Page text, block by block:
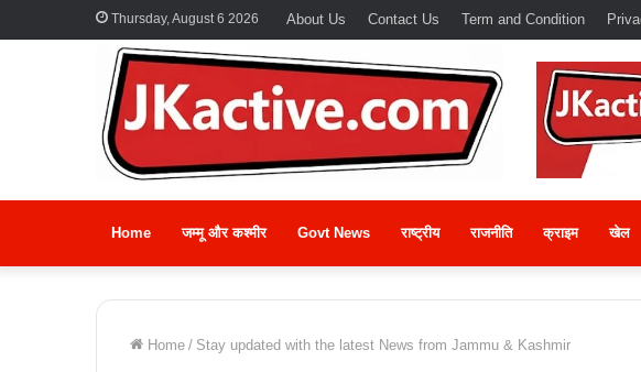
Thursday, August 6 2026 About Us Contact Us Term and Condition
Home जम्मू और कश्मीर Govt News राष्ट्रीय राजनीति क्राइम खेल
Home / Stay updated with the latest News from Jammu & Kashmir